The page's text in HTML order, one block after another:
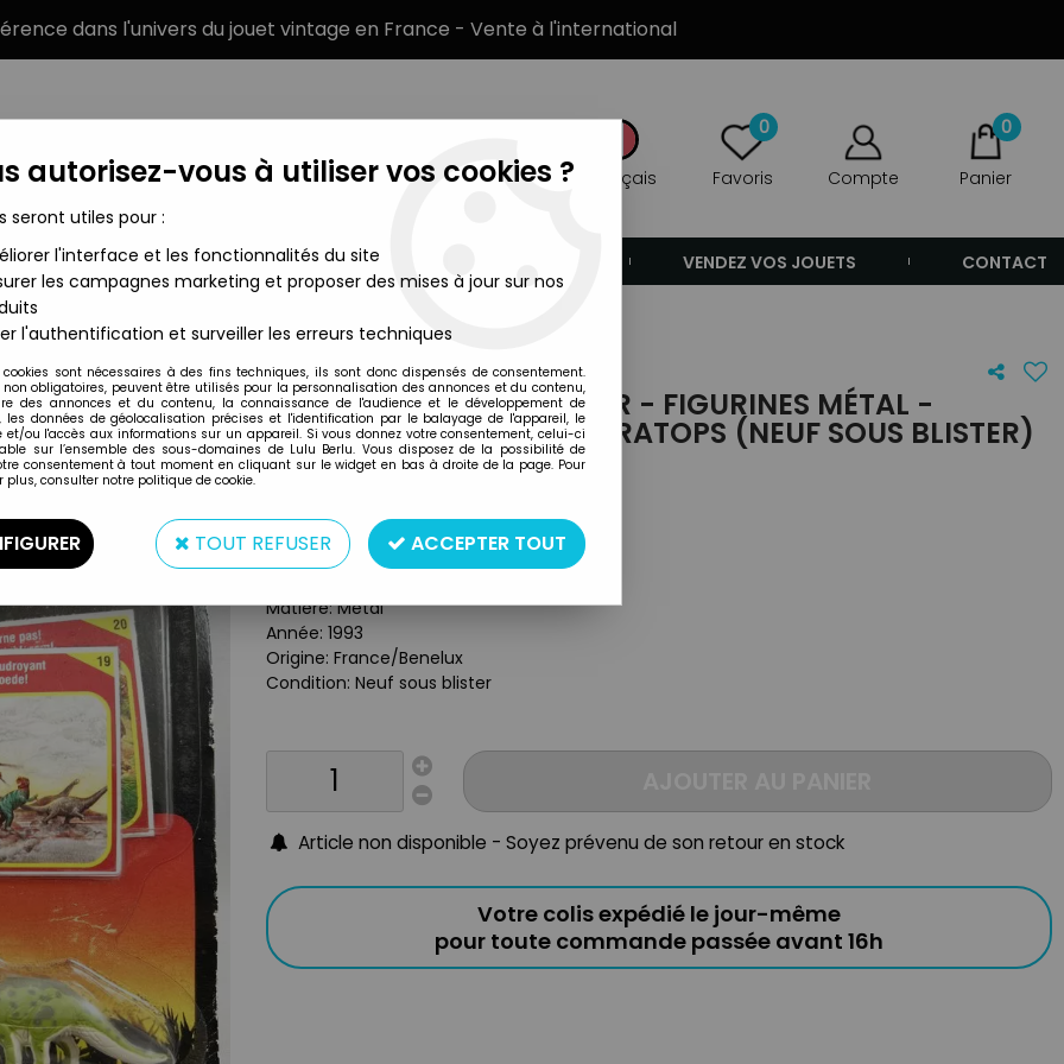
dans l'univers du jouet vintage en France - Vente à l'international
Français
0
Favoris Compte
0
Panier
MARQUES TYPE DE PRODUIT VENDEZ VOS JOUETS CONTACT
- Figurines Métal - Ceratosaurus & Triceratops (Neuf sous blister)
Kenner
JURASSIC PARK - KENNER - FIGURINES MÉTAL -
CERATOSAURUS & TRICERATOPS (NEUF SOUS BLISTER)
Ceratosaurus & Triceratops
Type: Figurines Diecast
Matière: Métal
Année: 1993
Origine: France/Benelux
Condition: Neuf sous blister
Article non disponible - Soyez prévenu de son retour en stock
Votre colis expédié le jour-même
pour toute commande passée avant 16h
autorisez-vous à utiliser vos cookies ?
seront utiles pour :
l'interface et les fonctionnalités du site
les campagnes marketing et proposer des mises à jour sur nos
l'authentification et surveiller les erreurs techniques
cookies sont nécessaires à des fins techniques, ils sont donc dispensés de consentement.
non obligatoires, peuvent être utilisés pour la personnalisation des annonces et du contenu,
des annonces et du contenu, la connaissance de l'audience et le développement de
les données de géolocalisation précises et l'identification par le balayage de l'appareil, le
et/ou l'accès aux informations sur un appareil. Si vous donnez votre consentement, celui-ci
sur l’ensemble des sous-domaines de Lulu Berlu. Vous disposez de la possibilité de
consentement à tout moment en cliquant sur le widget en bas à droite de la page. Pour
plus, consulter notre politique de cookie.
TOUT REFUSER ACCEPTER TOUT